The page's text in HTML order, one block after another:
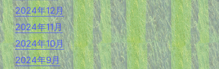
2024年12月
2024年11月
2024年10月
2024年9月